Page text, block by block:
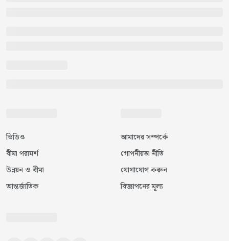
ভিডিও
বীমা পরামর্শ
উন্নয়ন ও বীমা
আন্তর্জাতিক
আমাদের সম্পর্কে
গোপনীয়তা নীতি
যোগাযোগ করুন
বিজ্ঞাপনের মূল্য